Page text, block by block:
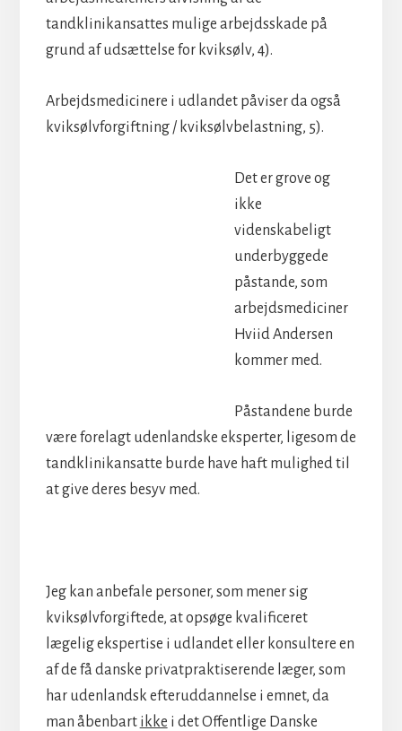
tandklinikansattes mulige arbejdsskade på
grund af udsættelse for kviksølv, 4).
Arbejdsmedicinere i udlandet påviser da også
kviksølvforgiftning / kviksølvbelastning, 5).
Det er grove og
ikke
videnskabeligt
underbyggede
påstande, som
arbejdsmediciner
Hviid Andersen
kommer med.
Påstandene burde
være forelagt udenlandske eksperter, ligesom de
tandklinikansatte burde have haft mulighed til
at give deres besyv med.
Jeg kan anbefale personer, som mener sig
kviksølvforgiftede, at opsøge kvalificeret
lægelig ekspertise i udlandet eller konsultere en
af de få danske privatpraktiserende læger, som
har udenlandsk efteruddannelse i emnet, da
man åbenbart ikke i det Offentlige Danske